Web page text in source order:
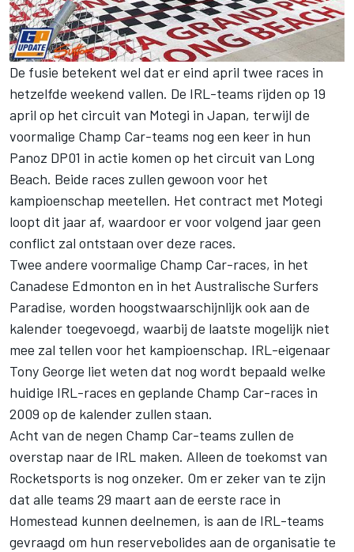
De fusie betekent wel dat er eind april twee races in
hetzelfde weekend vallen. De IRL-teams rijden op 19
april op het circuit van Motegi in Japan, terwijl de
voormalige Champ Car-teams nog een keer in hun
Panoz DP01 in actie komen op het circuit van Long
Beach. Beide races zullen gewoon voor het
kampioenschap meetellen. Het contract met Motegi
loopt dit jaar af, waardoor er voor volgend jaar geen
conflict zal ontstaan over deze races.
Twee andere voormalige Champ Car-races, in het
Canadese Edmonton en in het Australische Surfers
Paradise, worden hoogstwaarschijnlijk ook aan de
kalender toegevoegd, waarbij de laatste mogelijk niet
mee zal tellen voor het kampioenschap. IRL-eigenaar
Tony George liet weten dat nog wordt bepaald welke
huidige IRL-races en geplande Champ Car-races in
2009 op de kalender zullen staan.
Acht van de negen Champ Car-teams zullen de
overstap naar de IRL maken. Alleen de toekomst van
Rocketsports is nog onzeker. Om er zeker van te zijn
dat alle teams 29 maart aan de eerste race in
Homestead kunnen deelnemen, is aan de IRL-teams
gevraagd om hun reservebolides aan de organisatie te